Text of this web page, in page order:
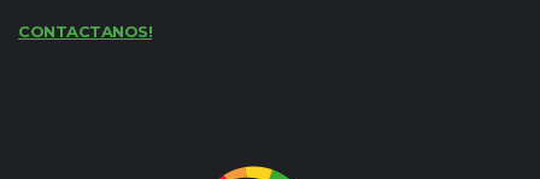
CONTACTANOS!